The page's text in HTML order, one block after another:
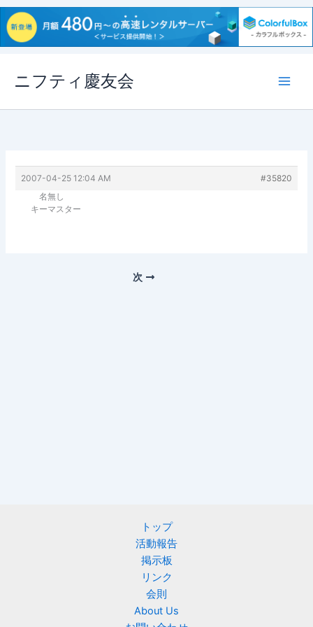
ス
ニフティ慶友会
2007-04-25 12:04 AM
#35820
名無し
キーマスター
次
トップ
活動報告
掲示板
リンク
会則
About Us